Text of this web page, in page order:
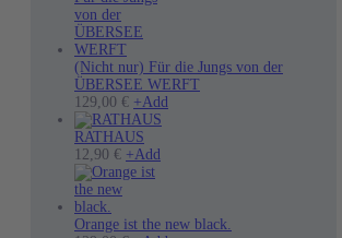
(Nicht nur) Für die Jungs von der
ÜBERSEE WERFT
129,00 € +Add
Optionen
RATHAUS
12,90 € +Add
Orange ist the new black.